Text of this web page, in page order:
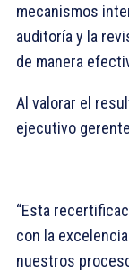
mecanismos
auditoría y la
de manera
Al valorar el
ejecutivo
“Esta
con la
nuestros